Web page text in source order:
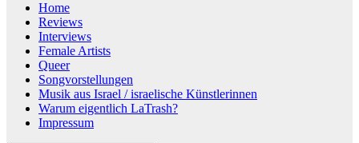
Home
Reviews
Interviews
Female Artists
Queer
Songvorstellungen
Musik aus Israel / israelische Künstlerinnen
Warum eigentlich LaTrash?
Impressum